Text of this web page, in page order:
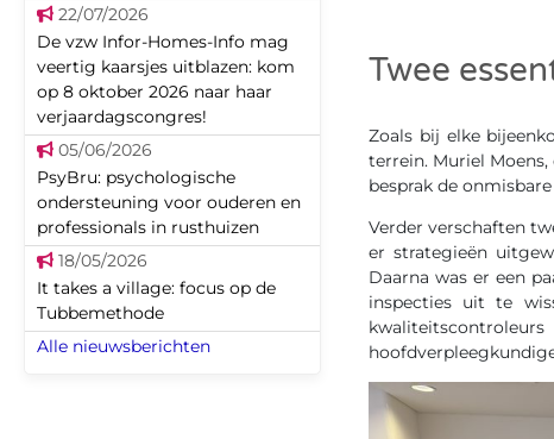
22/07/2026
De vzw Infor-Homes-Info mag
veertig kaarsjes uitblazen: kom
op 8 oktober 2026 naar haar
verjaardagscongres!
05/06/2026
PsyBru: psychologische
ondersteuning voor ouderen en
professionals in rusthuizen
18/05/2026
It takes a village: focus op de
Tubbemethode
Alle nieuwsberichten
Twee
Zoals bij elke
terrein. Muriel
besprak de
Verder verschaften
er strategieën
Daarna was er een
inspecties uit te